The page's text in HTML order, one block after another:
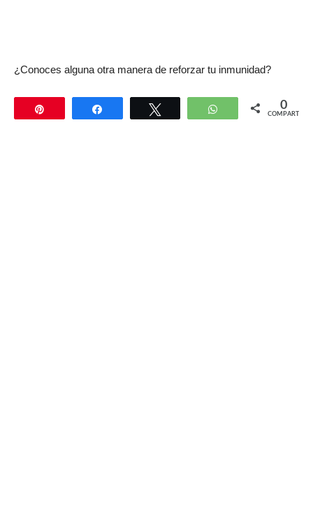
¿Conoces alguna otra manera de reforzar tu inmunidad?
Compartir WhatsApp 0
COMPARTIR